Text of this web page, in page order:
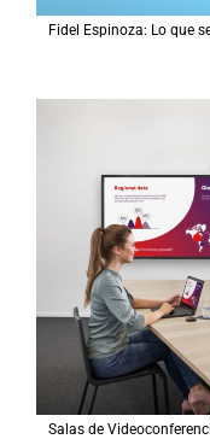
Fidel Espinoza: Lo que
Salas de